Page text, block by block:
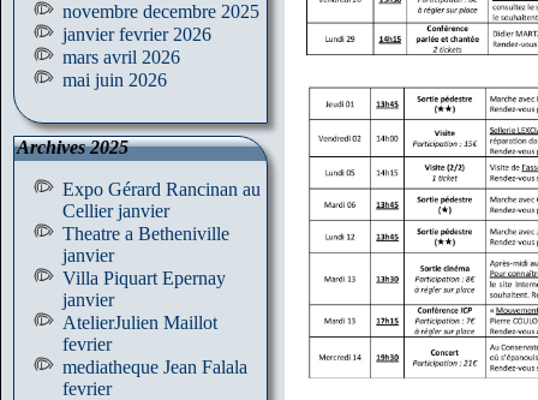
novembre decembre 2025
janvier fevrier 2026
mars avril 2026
mai juin 2026
Archives 2025
Expo Gérard Rancinan au
Cellier janvier
Theatre a Betheniville
janvier
Villa Piquart Epernay
janvier
AtelierJulien Maillot
fevrier
mediatheque Jean Falala
fevrier